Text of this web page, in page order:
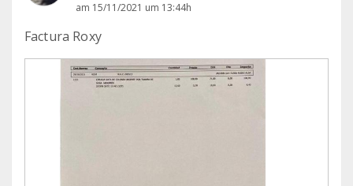
am 15/11/2021 um 13:44h
Factura Roxy